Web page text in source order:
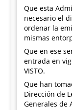
Que esta
necesario el
ordenar la
mismas
Que en ese
entrada en
VISTO.
Que han
Dirección de
Generales de